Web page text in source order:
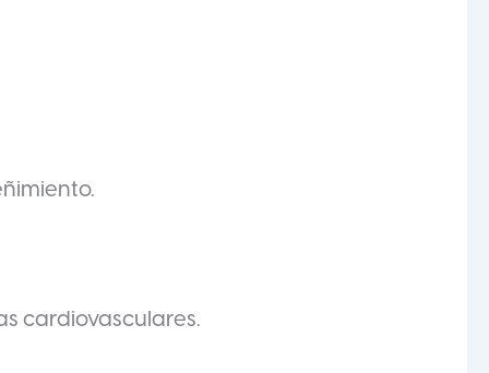
cardiovasculares.